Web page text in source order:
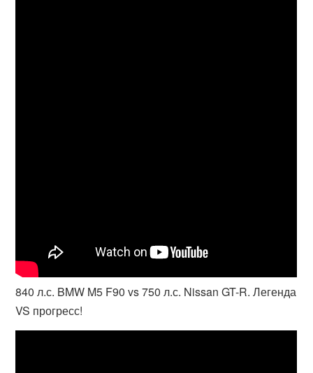
840 л.с. BMW M5 F90 vs 750 л.с. Nissan GT-R. Легенда
VS прогресс!